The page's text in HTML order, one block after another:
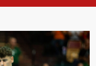
świat